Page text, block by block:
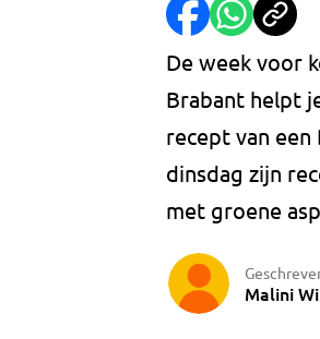
De week voor
Brabant helpt
recept van
dinsdag zijn
met groene
Malini